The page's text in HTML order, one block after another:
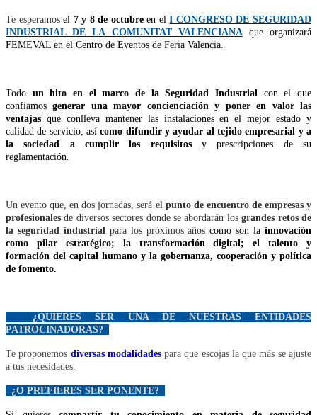
Te esperamosel 7 y 8 de octubreen elI CONGRESO DE SEGURIDAD
INDUSTRIAL DE LA COMUNITAT VALENCIANA
que organizará
FEMEVAL en el Centro de Eventos de Feria Valencia.
Todo un hito en el marco de la Seguridad Industrial con el que
confiamosgenerar una mayor concienciación y poner en valor las
ventajas que conlleva mantener las instalaciones en el mejor estado y
calidad de servicio, asícomo difundir y ayudar al tejido empresarial y a
la sociedad a cumplir los requisitosy prescripciones de su
reglamentación.
Un evento que, en dos jornadas, será el punto de encuentro de empresas y
profesionalesde diversos sectores donde se abordarán losgrandes retos de
la seguridad industrial para los próximos añoscomo son lainnovación
como pilar estratégico; la transformación digital; el talento y
formación del capital humano y la gobernanza, cooperación y política
de fomento.
¿QUIERES SER UNA DE NUESTRAS ENTIDADES
PATROCINADORAS?
Te proponemos diversas modalidades para que escojasla que más se ajuste
a tus necesidades.
¿O PREFIERES SER PONENTE?